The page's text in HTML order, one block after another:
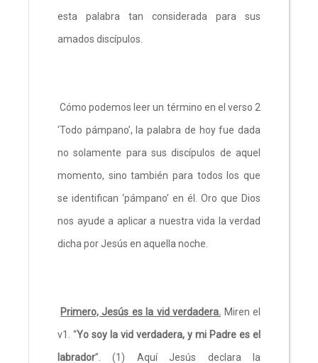
esta palabra tan considerada para sus
amados discípulos.
Cómo podemos leer un término en el verso 2
‘Todo pámpano’, la palabra de hoy fue dada
no solamente para sus discípulos de aquel
momento, sino también para todos los que
se identifican ‘pámpano’ en él. Oro que Dios
nos ayude a aplicar a nuestra vida la verdad
dicha por Jesús en aquella noche.
Primero, Jesús es la vid verdadera. Miren el
v1. “Yo soy la vid verdadera, y mi Padre es el
labrador”. (1) Aquí Jesús declara la